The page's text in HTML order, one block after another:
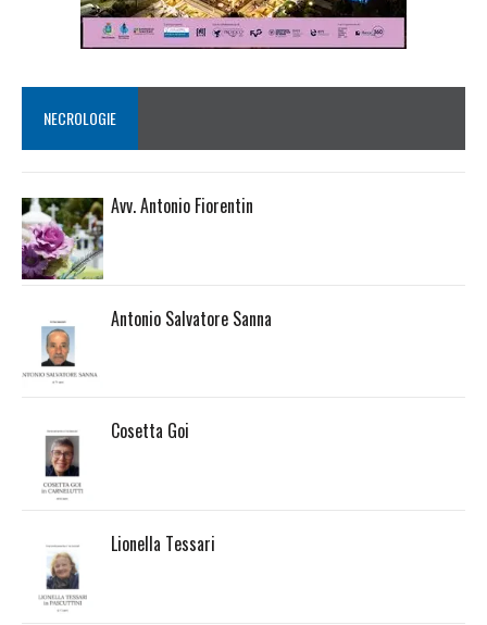
NECROLOGIE
Avv. Antonio Fiorentin
Antonio Salvatore Sanna
Cosetta Goi
Lionella Tessari